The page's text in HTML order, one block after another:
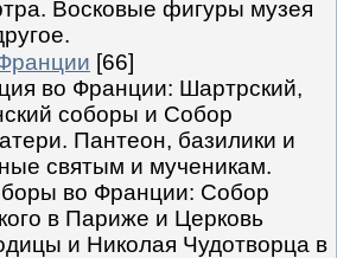
Восковые фигуры музея
[66]
во Франции: Шартрский,
соборы и Собор
Пантеон, базилики и
святым и мученикам.
во Франции: Собор
в Париже и Церковь
и Николая Чудотворца в